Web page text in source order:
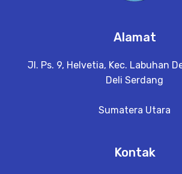
Alamat
Jl. Ps. 9, Helvetia, Kec. Labuhan
Deli Serdang
Sumatera Utara
Kontak